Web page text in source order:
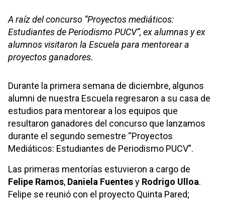
A raíz del concurso “Proyectos mediáticos:
Estudiantes de Periodismo PUCV”, ex alumnas y ex
alumnos visitaron la Escuela para mentorear a
proyectos ganadores.
Durante la primera semana de diciembre, algunos
alumni de nuestra Escuela regresaron a su casa de
estudios para mentorear a los equipos que
resultaron ganadores del concurso que lanzamos
durante el segundo semestre “Proyectos
Mediáticos: Estudiantes de Periodismo PUCV”.
Las primeras mentorías estuvieron a cargo de
Felipe Ramos, Daniela Fuentesy Rodrigo Ulloa.
Felipe se reunió con el proyecto Quinta Pared;